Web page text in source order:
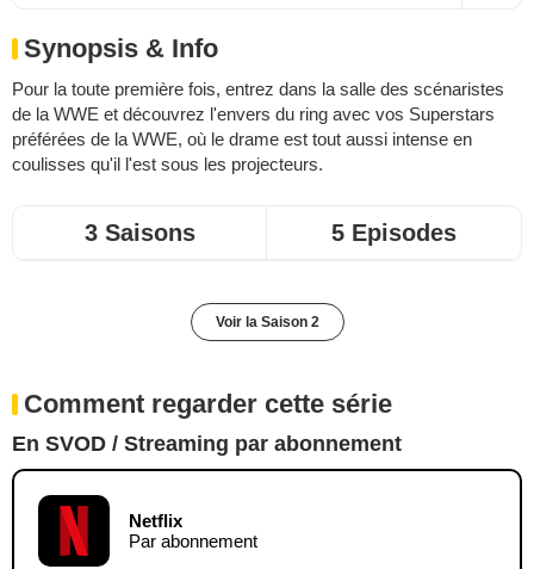
Synopsis & Info
Pour la toute première fois, entrez dans la salle des scénaristes
de la WWE et découvrez l'envers du ring avec vos Superstars
préférées de la WWE, où le drame est tout aussi intense en
coulisses qu'il l'est sous les projecteurs.
3 Saisons 5 Episodes
Voir la Saison 2
Comment regarder cette série
En SVOD / Streaming par abonnement
Netflix
Par abonnement